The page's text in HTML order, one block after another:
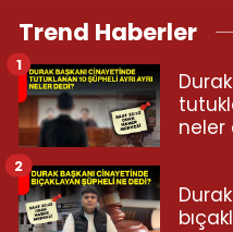
Trend Haberler
neler
1
2